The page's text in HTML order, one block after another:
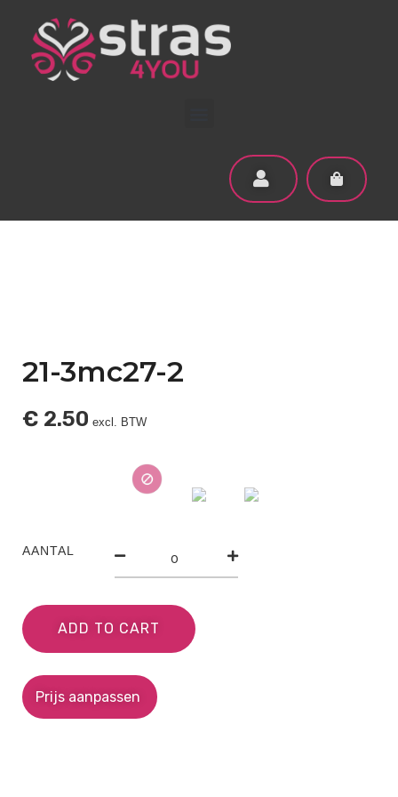
21-3mc27-2
€ 2.50 excl. BTW
AANTAL
ADD TO CART
Prijs aanpassen